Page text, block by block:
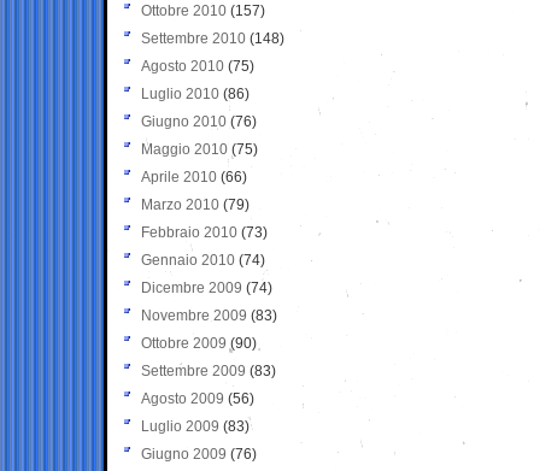
Ottobre 2010 (157)
Settembre 2010 (148)
Agosto 2010 (75)
Luglio 2010 (86)
Giugno 2010 (76)
Maggio 2010 (75)
Aprile 2010 (66)
Marzo 2010 (79)
Febbraio 2010 (73)
Gennaio 2010 (74)
Dicembre 2009 (74)
Novembre 2009 (83)
Ottobre 2009 (90)
Settembre 2009 (83)
Agosto 2009 (56)
Luglio 2009 (83)
Giugno 2009 (76)